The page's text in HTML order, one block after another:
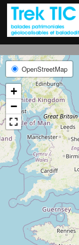
OpenStreetMap
+
−